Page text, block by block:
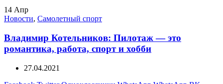
14 Апр
Новости, Самолетный спорт
Владимир Котельников: Пилотаж — это
романтика, работа, спорт и хобби
27.04.2021